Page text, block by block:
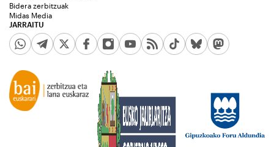
JARRAITU
Bidera zerbitzuak
Midas Media